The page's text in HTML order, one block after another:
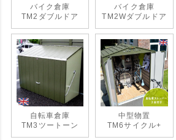
バイク倉庫
TM2ダブルドア
バイク倉庫
TM2Wダブルドア
自転車倉庫
TM3ツートーン
中型物置
TM6サイクル+